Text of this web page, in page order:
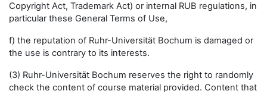
Copyright Act, Trademark Act) or internal RUB regulations, in
particular these General Terms of Use,
f) the reputation of Ruhr-Universität Bochum is damaged or
the use is contrary to its interests.
(3) Ruhr-Universität Bochum reserves the right to randomly
check the content of course material provided. Content that